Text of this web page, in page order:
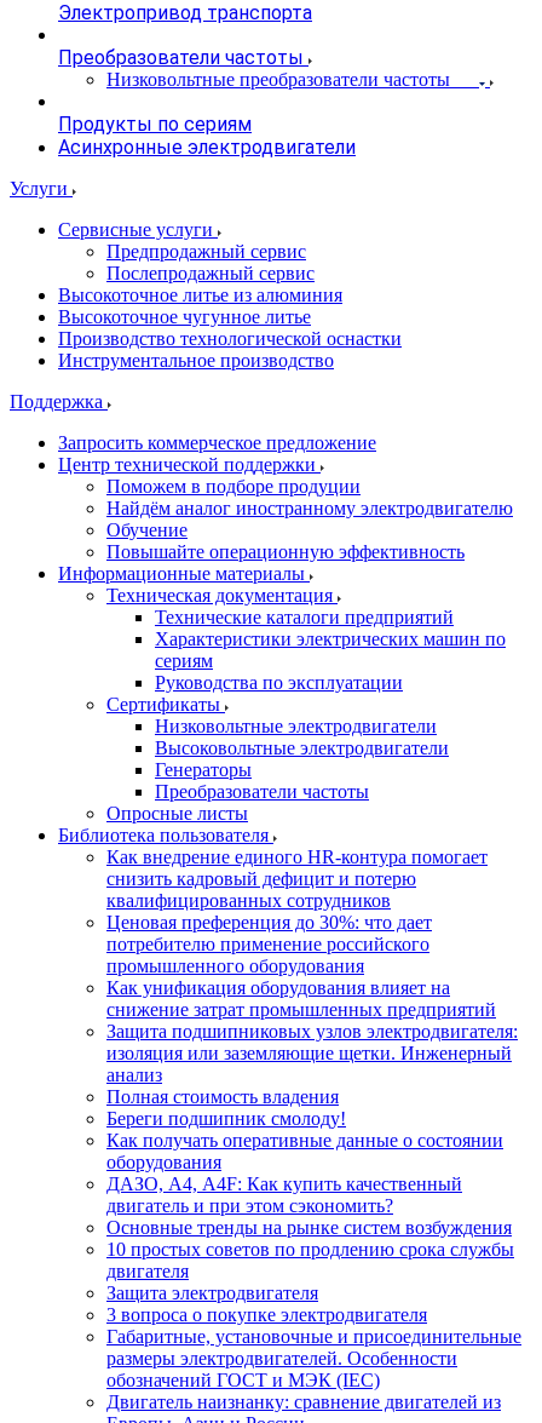
Электропривод транспорта
Преобразователи частоты
Низковольтные преобразователи частоты
Продукты по сериям
Асинхронные электродвигатели
Услуги
Сервисные услуги
Предпродажный сервис
Послепродажный сервис
Высокоточное литье из алюминия
Высокоточное чугунное литье
Производство технологической оснастки
Инструментальное производство
Поддержка
Запросить коммерческое предложение
Центр технической поддержки
Поможем в подборе продуции
Найдём аналог иностранному электродвигателю
Обучение
Повышайте операционную эффективность
Информационные материалы
Техническая документация
Технические каталоги предприятий
Характеристики электрических машин по
сериям
Руководства по эксплуатации
Сертификаты
Низковольтные электродвигатели
Высоковольтные электродвигатели
Генераторы
Преобразователи частоты
Опросные листы
Библиотека пользователя
Как внедрение единого HR-контура помогает
снизить кадровый дефицит и потерю
квалифицированных сотрудников
Ценовая преференция до 30%: что дает
потребителю применение российского
промышленного оборудования
Как унификация оборудования влияет на
снижение затрат промышленных предприятий
Защита подшипниковых узлов электродвигателя:
изоляция или заземляющие щетки. Инженерный
анализ
Полная стоимость владения
Береги подшипник смолоду!
Как получать оперативные данные о состоянии
оборудования
ДАЗО, А4, А4F: Как купить качественный
двигатель и при этом сэкономить?
Основные тренды на рынке систем возбуждения
10 простых советов по продлению срока службы
двигателя
Защита электродвигателя
3 вопроса о покупке электродвигателя
Габаритные, установочные и присоединительные
размеры электродвигателей. Особенности
обозначений ГОСТ и МЭК (IEC)
Двигатель наизнанку: сравнение двигателей из